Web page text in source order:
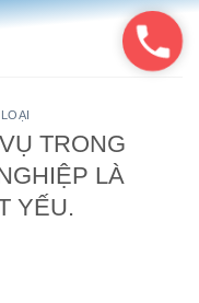
TRONG
LÀ
YẾU.